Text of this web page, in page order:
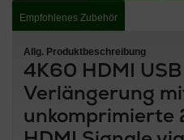
Empfohlenes Zubehör
Allg. Produktbeschreibung
4K60 HDMI
Verlängerung
unkomprimierte